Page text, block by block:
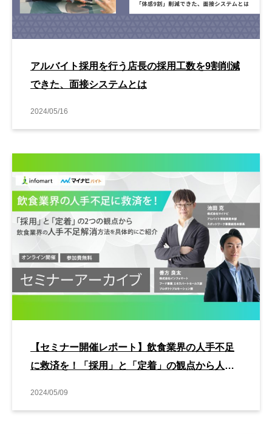
アルバイト採用を行う店長の採用工数を9割削減
できた、面接システムとは
2024/05/16
【セミナー開催レポート】飲食業界の人手不足
に救済を！「採用」と「定着」の観点から人手
2024/05/09